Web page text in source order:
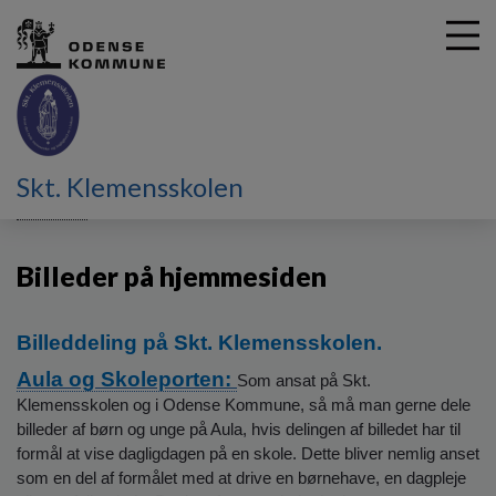
Skt. Klemensskolen
Billeder på hjemmesiden
Billeddeling på Skt. Klemensskolen.
Aula og Skoleporten: Som ansat på Skt.
Klemensskolen og i Odense Kommune, så må man gerne dele
billeder af børn og unge på Aula, hvis delingen af billedet har til
formål at vise dagligdagen på en skole. Dette bliver nemlig anset
som en del af formålet med at drive en børnehave, en dagpleje